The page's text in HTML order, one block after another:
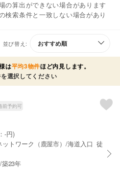
の算出ができない場合があります
検索条件と一致しない場合があり
並び替え:
は平均3物件ほど内見します。
選択してください
前予約可
-円)
ットワーク（鹿屋市）/海道入口 徒
築23年